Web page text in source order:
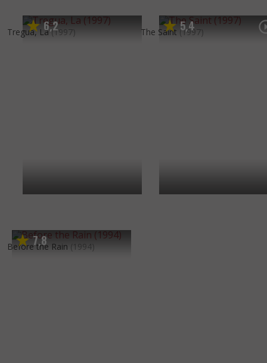
6,2
Tregua, La (1997) 5,4
The Saint (1997)
7,8
Before the Rain (1994)